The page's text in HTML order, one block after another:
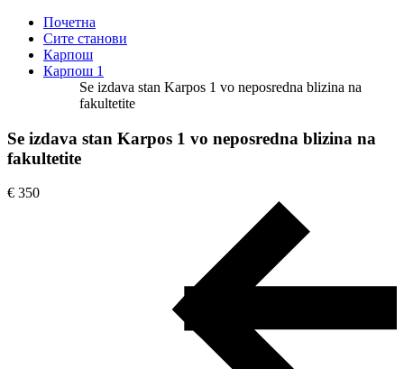
Почетна
Сите станови
Карпош
Карпош 1
Se izdava stan Karpos 1 vo neposredna blizina na
fakultetite
Se izdava stan Karpos 1 vo neposredna blizina na
fakultetite
€ 350